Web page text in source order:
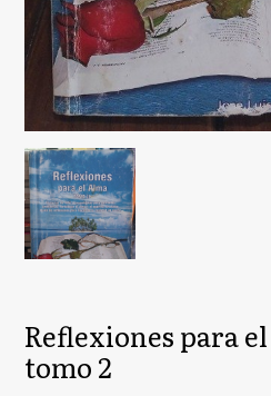
Reflexiones para
tomo 2